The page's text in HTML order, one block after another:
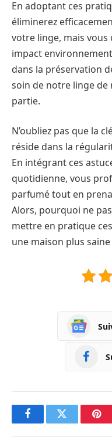
En adoptant ces
éliminerez
votre linge, mais
impact
dans la préservation
soin de notre linge de
partie.
N’oubliez pas que la
réside dans la
En intégrant ces
quotidienne, vous
parfumé tout en
Alors, pourquoi ne
mettre en pratique
une maison plus saine
FacebookTwitter